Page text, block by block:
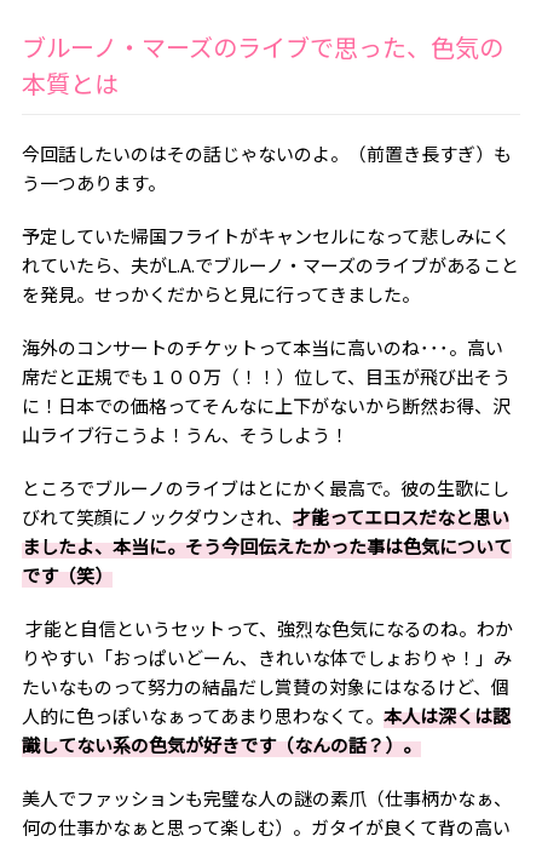
ブルーノ・マーズのライブで思った、色気の
本質とは
今回話したいのはその話じゃないのよ。（前置き長すぎ）も
う一つあります。
予定していた帰国フライトがキャンセルになって悲しみにく
れていたら、夫がL.A.でブルーノ・マーズのライブがあること
を発見。せっかくだからと見に行ってきました。
海外のコンサートのチケットって本当に高いのね･･･。高い
席だと正規でも１００万（！！）位して、目玉が飛び出そう
に！日本での価格ってそんなに上下がないから断然お得、沢
山ライブ行こうよ！うん、そうしよう！
ところでブルーノのライブはとにかく最高で。彼の生歌にし
びれて笑顔にノックダウンされ、 才能ってエロスだなと思い
ましたよ、本当に。そう今回伝えたかった事は色気について
です（笑）
才能と自信というセットって、強烈な色気になるのね。わか
りやすい「おっぱいどーん、きれいな体でしょおりゃ！」み
たいなものって努力の結晶だし賞賛の対象にはなるけど、個
人的に色っぽいなぁってあまり思わなくて。 本人は深くは認
識してない系の色気が好きです（なんの話？）。
美人でファッションも完璧な人の謎の素爪（仕事柄かなぁ、
何の仕事かなぁと思って楽しむ）。ガタイが良くて背の高い